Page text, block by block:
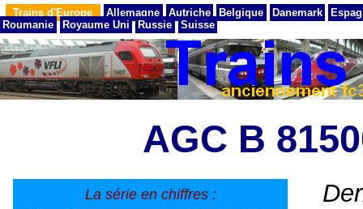
Trains d'Europe Allemagne Autriche Belgique Danemark
Roumanie
Royaume Uni Russie Suisse
AGC B
La série en chiffres :